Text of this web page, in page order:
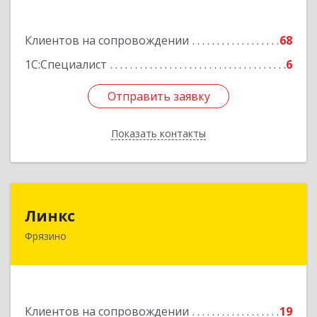
Клиентов на сопровождении
68
1С:Специалист
6
Отправить заявку
Показать контакты
Отправить заявку
Назад
Линкс
Фрязино
Клиентов на сопровождении
19
141190, Московская обл, Фрязино г, Заводской